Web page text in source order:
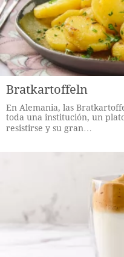
Bratkartoffeln
En Alemania, las
toda una institución, un
resistirse y su gran…